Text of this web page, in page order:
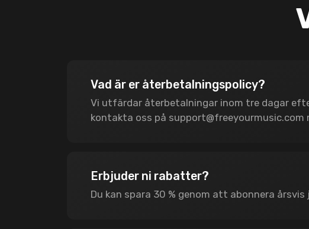
Vad är er återbetalningspolicy?
Vi utfärdar återbetalningar inom tre dagar
kontakta oss på support@freeyourmusic.com
Erbjuder ni rabatter?
Du kan spara 30 % genom att abonnera